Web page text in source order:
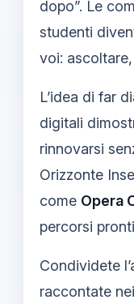
dopo”. Le
studenti
voi:
L’idea di far
digitali
rinnovarsi
Orizzonte
come Opera
percorsi
Condividete
raccontate